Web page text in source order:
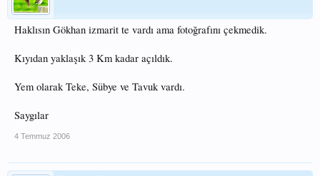
Haklısın Gökhan izmarit te vardı ama fotoğrafını çekmedik.
Kıyıdan yaklaşık 3 Km kadar açıldık.
Yem olarak Teke, Sübye ve Tavuk vardı.
Saygılar
4 Temmuz 2006